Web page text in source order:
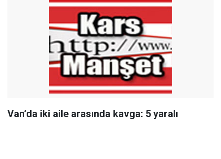
Van’da iki aile arasında kavga: 5 yaralı